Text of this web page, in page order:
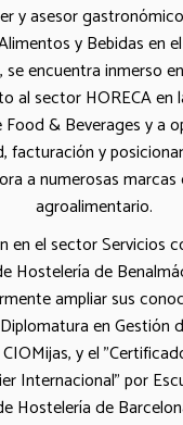
y asesor
y Bebidas en
se encuentra inmerso
al sector HORECA en
& Beverages y a
facturación y
a numerosas
agroalimentario.
en el sector Servicios
Hostelería de
ampliar sus
en Gestión
y el
Internacional" por
Hostelería de